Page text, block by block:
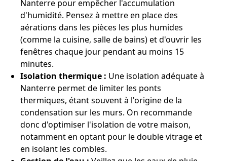
Nanterre pour empêcher l'accumulation
d'humidité. Pensez à mettre en place des
aérations dans les pièces les plus humides
(comme la cuisine, salle de bains) et d'ouvrir les
fenêtres chaque jour pendant au moins 15
minutes.
Isolation thermique : Une isolation adéquate à
Nanterre permet de limiter les ponts
thermiques, étant souvent à l'origine de la
condensation sur les murs. On recommande
donc d'optimiser l'isolation de votre maison,
notamment en optant pour le double vitrage et
en isolant les combles.